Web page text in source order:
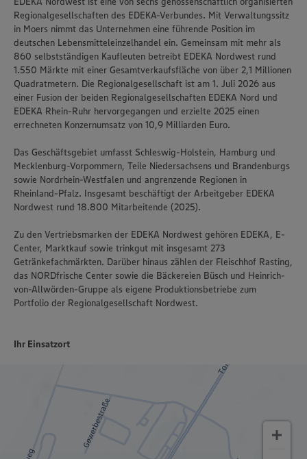
Regionalgesellschaften des EDEKA-Verbundes. Mit Verwaltungssitz
in Moers nimmt das Unternehmen eine führende Position im
deutschen Lebensmitteleinzelhandel ein. Gemeinsam mit mehr als
860 selbstständigen Kaufleuten betreibt EDEKA Nordwest rund
1.550 Märkte mit einer Gesamtverkaufsfläche von über 2,1 Millionen
Quadratmetern. Die Regionalgesellschaft ist am 1. Juli 2026 aus
einer Fusion der beiden Regionalgesellschaften EDEKA Nord und
EDEKA Rhein-Ruhr hervorgegangen und erzielte 2025 einen
errechneten Konzernumsatz von 10,9 Milliarden Euro.
Das Geschäftsgebiet umfasst Schleswig-Holstein, Hamburg und
Mecklenburg-Vorpommern, Teile Niedersachsens und Brandenburgs
sowie Nordrhein-Westfalen und angrenzende Regionen in
Rheinland-Pfalz. Insgesamt beschäftigt der Arbeitgeber EDEKA
Nordwest rund 18.800 Mitarbeitende (2025).
Zu den Vertriebsmarken der EDEKA Nordwest gehören EDEKA, E-
Center, Marktkauf sowie trinkgut mit insgesamt 273
Getränkefachmärkten. Darüber hinaus zählen der Fleischhof Rasting,
das NORDfrische Center sowie die Bäckereien Büsch und Heinrich-
von-Allwörden-Gruppe als eigene Produktionsbetriebe zum
Portfolio der Regionalgesellschaft Nordwest.
Ihr Einsatzort